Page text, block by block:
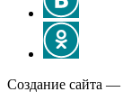
Создание сайта —